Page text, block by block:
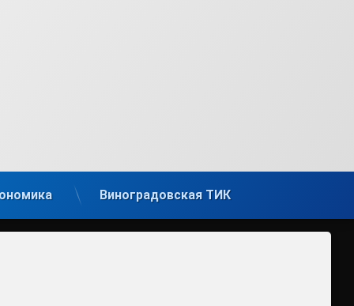
Виноградовская ТИК